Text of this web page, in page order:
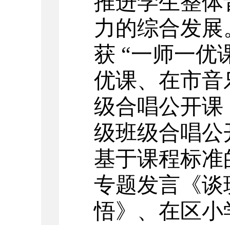
力的综合发展
获 “一师一优
优课、在市
级合唱公开
级班级合唱
基于课程标
专题发言《
悟》、在区